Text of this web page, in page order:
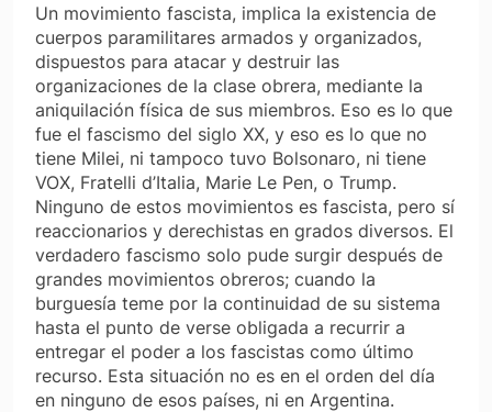
Un movimiento fascista, implica la existencia de
cuerpos paramilitares armados y organizados,
dispuestos para atacar y destruir las
organizaciones de la clase obrera, mediante la
aniquilación física de sus miembros. Eso es lo que
fue el fascismo del siglo XX, y eso es lo que no
tiene Milei, ni tampoco tuvo Bolsonaro, ni tiene
VOX, Fratelli d’Italia, Marie Le Pen, o Trump.
Ninguno de estos movimientos es fascista, pero sí
reaccionarios y derechistas en grados diversos. El
verdadero fascismo solo pude surgir después de
grandes movimientos obreros; cuando la
burguesía teme por la continuidad de su sistema
hasta el punto de verse obligada a recurrir a
entregar el poder a los fascistas como último
recurso. Esta situación no es en el orden del día
en ninguno de esos países, ni en Argentina.